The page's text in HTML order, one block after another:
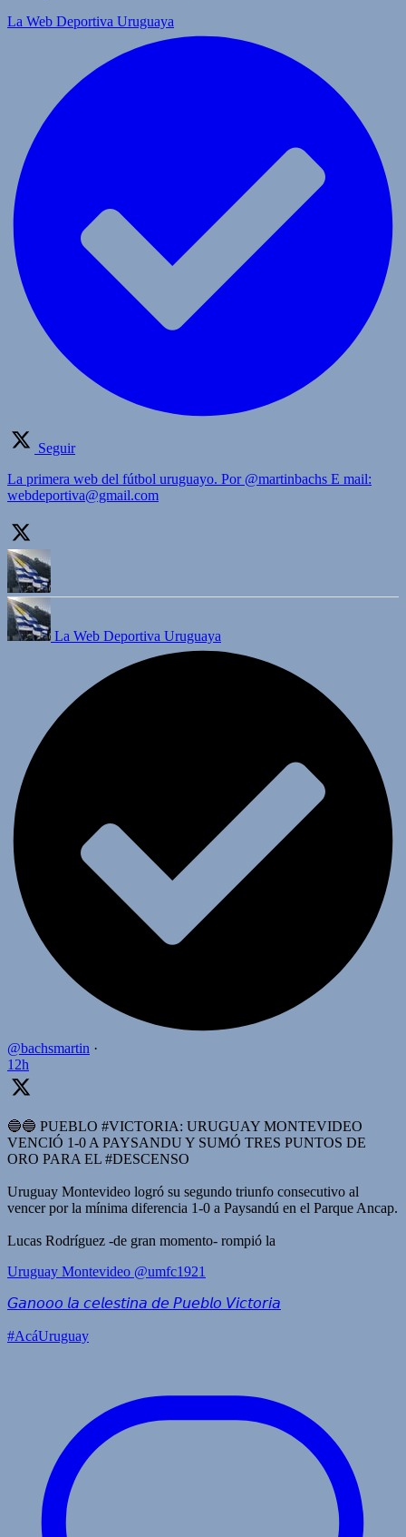
La Web Deportiva Uruguaya
Seguir
La primera web del fútbol uruguayo. Por @martinbachs E mail:
webdeportiva@gmail.com
La Web Deportiva Uruguaya
@bachsmartin ·
12h
🔵🔵 PUEBLO #VICTORIA: URUGUAY MONTEVIDEO
VENCIÓ 1-0 A PAYSANDU Y SUMÓ TRES PUNTOS DE
ORO PARA EL #DESCENSO
Uruguay Montevideo logró su segundo triunfo consecutivo al
vencer por la mínima diferencia 1-0 a Paysandú en el Parque Ancap.
Lucas Rodríguez -de gran momento- rompió la
Uruguay Montevideo @umfc1921
𝘎𝘢𝘯𝘰𝘰𝘰 𝘭𝘢 𝘤𝘦𝘭𝘦𝘴𝘵𝘪𝘯𝘢 𝘥𝘦 𝘗𝘶𝘦𝘣𝘭𝘰 𝘝𝘪𝘤𝘵𝘰𝘳𝘪𝘢
#AcáUruguay